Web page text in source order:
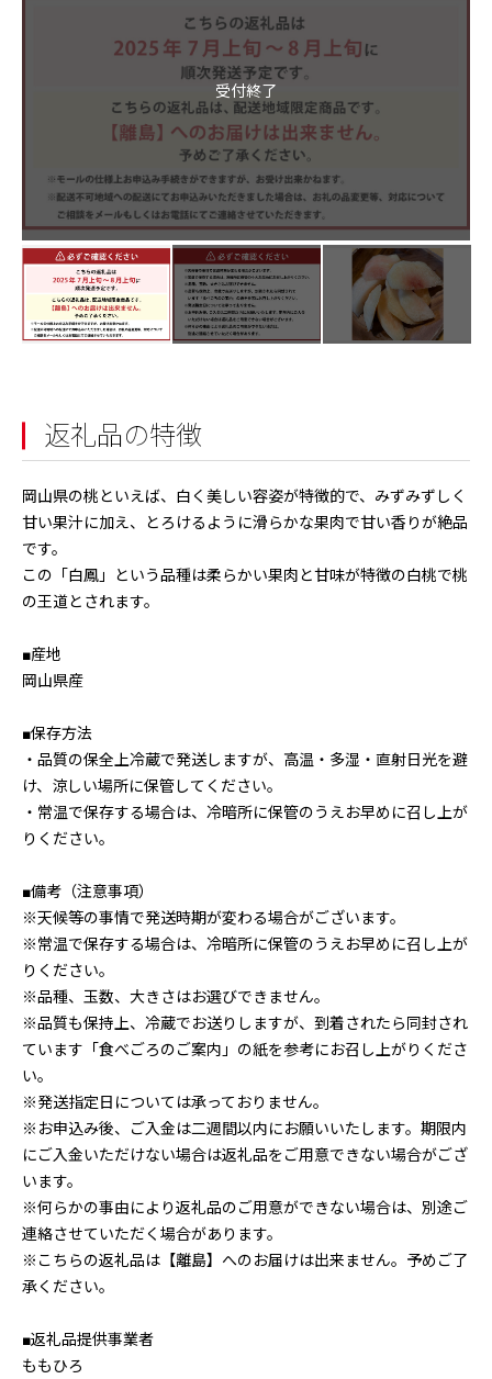
受付終了
返礼品の特徴
岡山県の桃といえば、白く美しい容姿が特徴的で、みずみずしく
甘い果汁に加え、とろけるように滑らかな果肉で甘い香りが絶品
です。
この「白鳳」という品種は柔らかい果肉と甘味が特徴の白桃で桃
の王道とされます。
■産地
岡山県産
■保存方法
・品質の保全上冷蔵で発送しますが、高温・多湿・直射日光を避
け、涼しい場所に保管してください。
・常温で保存する場合は、冷暗所に保管のうえお早めに召し上が
りください。
■備考（注意事項）
※天候等の事情で発送時期が変わる場合がございます。
※常温で保存する場合は、冷暗所に保管のうえお早めに召し上が
りください。
※品種、玉数、大きさはお選びできません。
※品質も保持上、冷蔵でお送りしますが、到着されたら同封され
ています「食べごろのご案内」の紙を参考にお召し上がりくださ
い。
※発送指定日については承っておりません。
※お申込み後、ご入金は二週間以内にお願いいたします。期限内
にご入金いただけない場合は返礼品をご用意できない場合がござ
います。
※何らかの事由により返礼品のご用意ができない場合は、別途ご
連絡させていただく場合があります。
※こちらの返礼品は【離島】へのお届けは出来ません。予めご了
承ください。
■返礼品提供事業者
ももひろ